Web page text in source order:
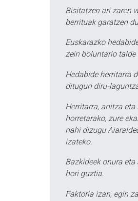
Bisitatzen ari zaren
berrituak garatzen
Euskarazko
zein boluntario talde
Hedabide herritarra
ditugun diru-
Herritarra, anitza
horretarako, zure
nahi dizugu
izateko.
Bazkideek onura
hori guztia.
Faktoria izan, egin